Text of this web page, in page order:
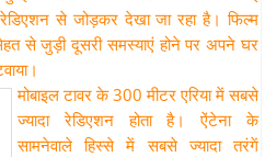
से जोड़कर देखा जा रहा है। फिल्म
से जुड़ी दूसरी समस्याएं होने पर अपने घर
मोबाइल टावर के 300 मीटर एरिया में सबसे
ज्यादा रेडिएशन होता है। ऐंटेना के
सामनेवाले हिस्से में सबसे ज्यादा तरंगें